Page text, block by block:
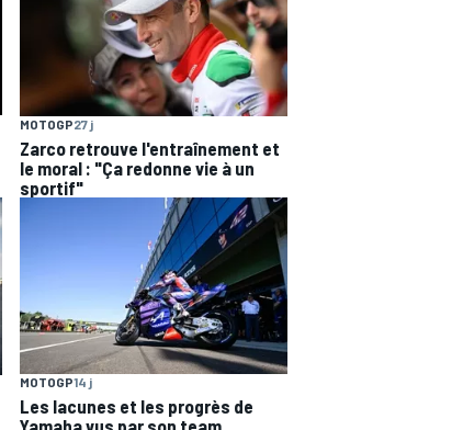
MOTOGP27 j
Zarco retrouve l'entraînement et
le moral : "Ça redonne vie à un
sportif"
MOTOGP14 j
Les lacunes et les progrès de